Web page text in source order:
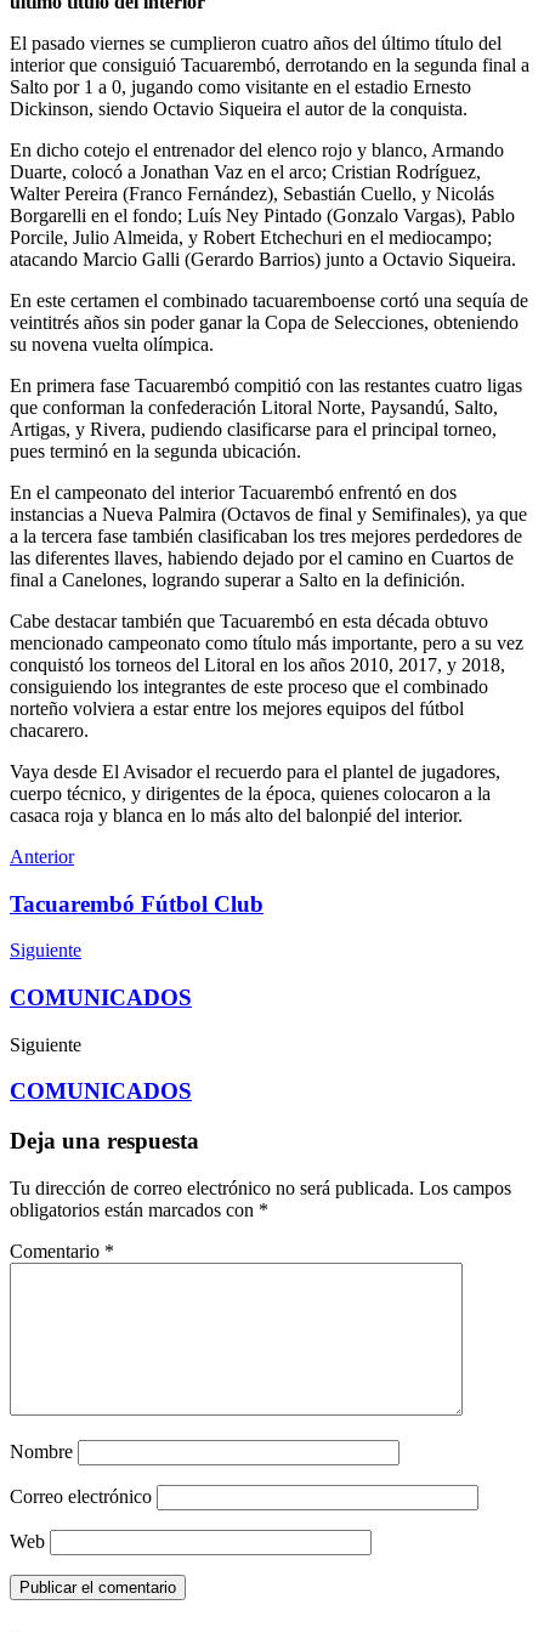
El pasado viernes se cumplieron cuatro años del último título del
interior que consiguió Tacuarembó, derrotando en la segunda final a
Salto por 1 a 0, jugando como visitante en el estadio Ernesto
Dickinson, siendo Octavio Siqueira el autor de la conquista.
En dicho cotejo el entrenador del elenco rojo y blanco, Armando
Duarte, colocó a Jonathan Vaz en el arco; Cristian Rodríguez,
Walter Pereira (Franco Fernández), Sebastián Cuello, y Nicolás
Borgarelli en el fondo; Luís Ney Pintado (Gonzalo Vargas), Pablo
Porcile, Julio Almeida, y Robert Etchechuri en el mediocampo;
atacando Marcio Galli (Gerardo Barrios) junto a Octavio Siqueira.
En este certamen el combinado tacuaremboense cortó una sequía de
veintitrés años sin poder ganar la Copa de Selecciones, obteniendo
su novena vuelta olímpica.
En primera fase Tacuarembó compitió con las restantes cuatro ligas
que conforman la confederación Litoral Norte, Paysandú, Salto,
Artigas, y Rivera, pudiendo clasificarse para el principal torneo,
pues terminó en la segunda ubicación.
En el campeonato del interior Tacuarembó enfrentó en dos
instancias a Nueva Palmira (Octavos de final y Semifinales), ya que
a la tercera fase también clasificaban los tres mejores perdedores de
las diferentes llaves, habiendo dejado por el camino en Cuartos de
final a Canelones, logrando superar a Salto en la definición.
Cabe destacar también que Tacuarembó en esta década obtuvo
mencionado campeonato como título más importante, pero a su vez
conquistó los torneos del Litoral en los años 2010, 2017, y 2018,
consiguiendo los integrantes de este proceso que el combinado
norteño volviera a estar entre los mejores equipos del fútbol
chacarero.
Vaya desde El Avisador el recuerdo para el plantel de jugadores,
cuerpo técnico, y dirigentes de la época, quienes colocaron a la
casaca roja y blanca en lo más alto del balonpié del interior.
Anterior
Tacuarembó Fútbol Club
Siguiente
COMUNICADOS
Siguiente
COMUNICADOS
Deja una respuesta
Tu dirección de correo electrónico no será publicada. Los campos
obligatorios están marcados con *
Comentario *
Nombre
Correo electrónico
Web